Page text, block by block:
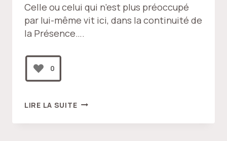
Celle ou celui qui n’est plus préoccupé
par lui-même vit ici, dans la continuité de
la Présence….
0
LIRE LA SUITEINSÉPARABLE
L’ÊTRE